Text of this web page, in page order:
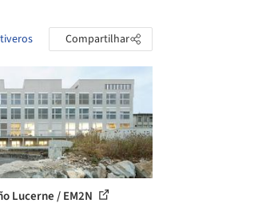
Compartilhar
Lucerne / EM2N